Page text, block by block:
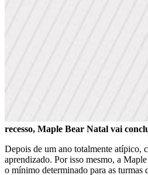
recesso, Maple Bear Natal vai
Depois de um ano totalmente atípico,
aprendizado. Por isso mesmo, a
o mínimo determinado para as turmas